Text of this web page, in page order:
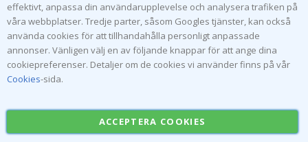
effektivt, anpassa din användarupplevelse och analysera trafiken på
våra webbplatser. Tredje parter, såsom Googles tjänster, kan också
använda cookies för att tillhandahålla personligt anpassade
annonser. Vänligen välj en av följande knappar för att ange dina
cookiepreferenser. Detaljer om de cookies vi använder finns på vår
Cookies-sida.
ACCEPTERA COOKIES